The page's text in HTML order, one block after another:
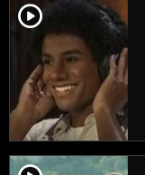
player2